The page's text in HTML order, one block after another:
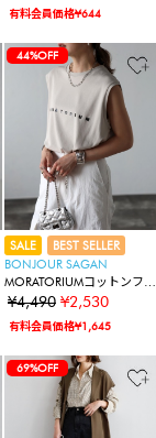
有料会員価格¥644
44%OFF
SALE
BEST SELLER
BONJOUR SAGAN
MORATORIUMコットンフレ
ンチスリーブT
¥4,490 ¥2,530
有料会員価格¥1,645
69%OFF